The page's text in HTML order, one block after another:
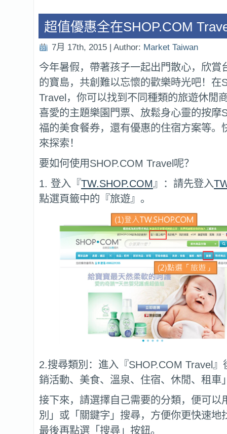
超值優惠全在SHOP.COM
7月 17th, 2015 | Author: Market Taiwan
今年暑假，帶著孩子一起出門散心，欣賞
的寶島，共創難以忘懷的歡樂時光吧！在
Travel，你可以找到不同種類的旅遊休閒
喜愛的主題樂園門票、放鬆身心靈的按摩
福的美食餐券，還有優惠的住宿方案等。
來探索！
要如何使用SHOP.COM Travel呢？
1. 登入『TW.SHOP.COM』：請先登入
點選頁籤中的『旅遊』。
2.搜尋類別：進入『SHOP.COM Travel
銷活動、美食、溫泉、住宿、休閒、租車
接下來，請選擇自己需要的分類，便可以
別」或「關鍵字」搜尋，方便你更快速地
最後再點選「搜尋」按鈕。